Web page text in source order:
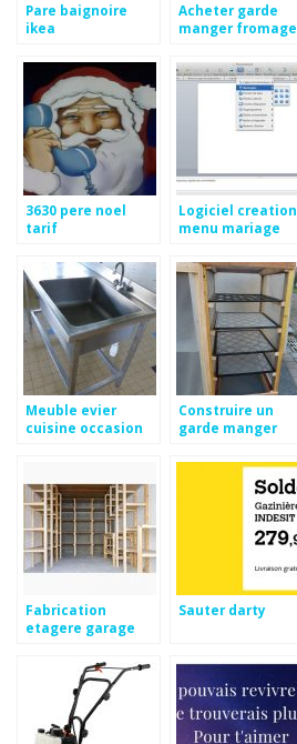
Pare baignoire
ikea
Acheter garde
manger fromage
3630 pere noel
tarif
Logiciel creation
menu mariage
Meuble evier
cuisine occasion
Construire un
garde manger
Fabrication
etagere garage
Sauter darty